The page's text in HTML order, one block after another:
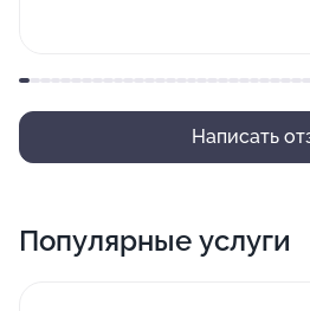
Написать
Популярные услуги